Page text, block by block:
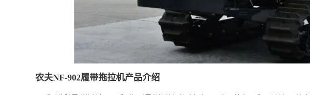
农夫NF-902履带拖拉机产品介绍